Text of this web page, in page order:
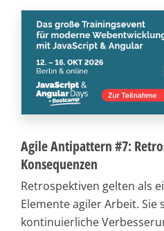
Agile Antipattern #7:
Konsequenzen
Retrospektiven gelten als
Elemente agiler Arbeit.
kontinuierliche